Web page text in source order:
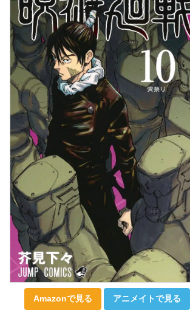
Amazonで見る アニメイトで見る